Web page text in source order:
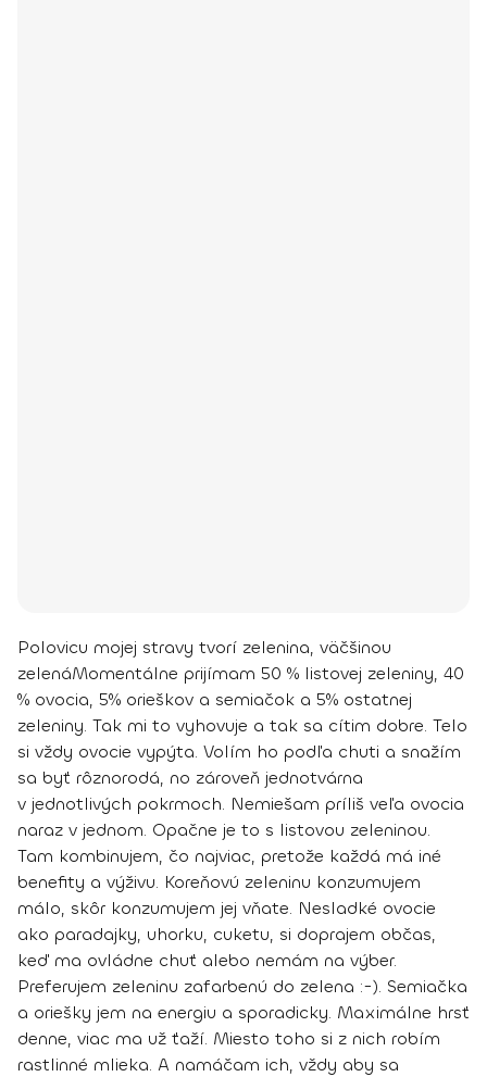
Polovicu mojej stravy tvorí zelenina, väčšinou
zelenáMomentálne prijímam 50 % listovej zeleniny, 40
% ovocia, 5% orieškov a semiačok a 5% ostatnej
zeleniny. Tak mi to vyhovuje a tak sa cítim dobre. Telo
si vždy ovocie vypýta. Volím ho podľa chuti a snažím
sa byť rôznorodá, no zároveň jednotvárna
v jednotlivých pokrmoch. Nemiešam príliš veľa ovocia
naraz v jednom. Opačne je to s listovou zeleninou.
Tam kombinujem, čo najviac, pretože každá má iné
benefity a výživu. Koreňovú zeleninu konzumujem
málo, skôr konzumujem jej vňate. Nesladké ovocie
ako paradajky, uhorku, cuketu, si doprajem občas,
keď ma ovládne chuť alebo nemám na výber.
Preferujem zeleninu zafarbenú do zelena :-). Semiačka
a oriešky jem na energiu a sporadicky. Maximálne hrsť
denne, viac ma už ťaží. Miesto toho si z nich robím
rastlinné mlieka. A namáčam ich, vždy aby sa